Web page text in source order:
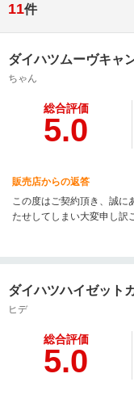
11件
ダイハツムーヴキャ
ちゃん
総合評価
5.0
販売店からの返答
この度はご契約頂き、誠に
たせしてしまい大変申し訳
ダイハツハイゼット
ヒデ
総合評価
5.0